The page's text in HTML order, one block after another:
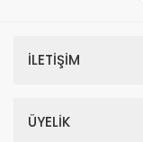
İLETİŞİM
ÜYELİK